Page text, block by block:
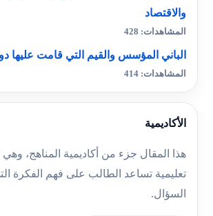
والاقتصاد
المشاهدات: 428
الباني المؤسس والقيم التي قامت عليها
المشاهدات: 414
الأكاديمية
هذا المقال جزء من أكاديمية المناهج،
تعليمية تساعد الطالب على فهم الفكرة
السؤال.